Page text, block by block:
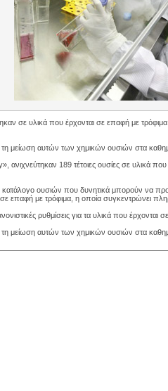
σε υλικά που έρχονται σε επαφή με
μείωση αυτών των χημικών ουσιών στα
189 τέτοιες ουσίες σε υλικά
ουσιών που δυνητικά μπορούν να
με τρόφιμα, η οποία συγκεντρώνει
ρυθμίσεις για τα υλικά που
μείωση αυτών των χημικών ουσιών στα